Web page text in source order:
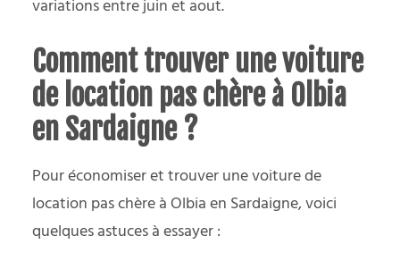
variations entre juin et aout.
Comment trouver une voiture
de location pas chère à Olbia
en Sardaigne ?
Pour économiser et trouver une voiture de
location pas chère à Olbia en Sardaigne, voici
quelques astuces à essayer :